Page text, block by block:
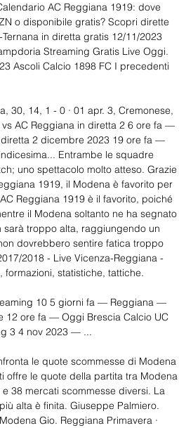
AC Reggiana 1919: dove
o disponibile gratis? Scopri dirette
in diretta gratis 12/11/2023
Streaming Gratis Live Oggi.
Ascoli Calcio 1898 FC I precedenti
30, 14, 1 - 0 · 01 apr. 3, Cremonese,
vs AC Reggiana in diretta 2 6 ore fa —
diretta 2 dicembre 2023 19 ore fa —
Entrambe le squadre
uno spettacolo molto atteso. Grazie
1919, il Modena è favorito per
Reggiana 1919 è il favorito, poiché
il Modena soltanto ne ha segnato
troppo alta, raggiungendo un
dovrebbero sentire fatica troppo
2018 - Live Vicenza-Reggiana -
formazioni, statistiche, tattiche.
10 5 giorni fa — Reggiana —
12 ore fa — Oggi Brescia Calcio UC
3 4 nov 2023 — ...
le quote scommesse di Modena
offre le quote della partita tra Modena
38 mercati scommesse diversi. La
alta è finita. Giuseppe Palmiero.
Gio. Reggiana Primavera ·